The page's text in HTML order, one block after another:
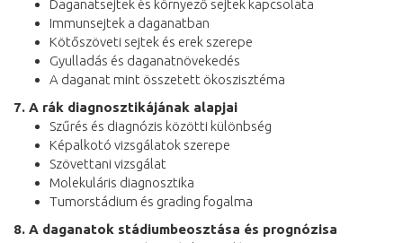
Daganatsejtek és környező sejtek kapcsolata
Immunsejtek a daganatban
Kötőszöveti sejtek és erek szerepe
Gyulladás és daganatnövekedés
A daganat mint összetett ökoszisztéma
7. A rák diagnosztikájának alapjai
Szűrés és diagnózis közötti különbség
Képalkotó vizsgálatok szerepe
Szövettani vizsgálat
Molekuláris diagnosztika
Tumorstádium és grading fogalma
8. A daganatok stádiumbeosztása és prognózisa